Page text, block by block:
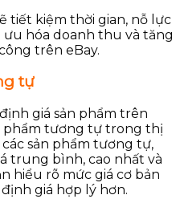
tiết kiệm thời gian, nỗ lực
hóa doanh thu và tăng
trên eBay.
tự
giá sản phẩm trên
phẩm tương tự trong thị
sản phẩm tương tự,
trung bình, cao nhất và
hiểu rõ mức giá cơ bản
giá hợp lý hơn.